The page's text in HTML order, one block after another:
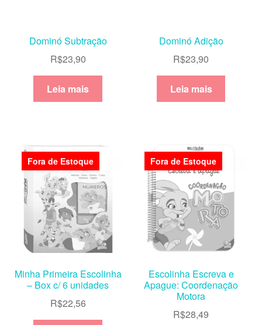
Dominó Subtração
R$23,90
Leia mais
Dominó Adição
R$23,90
Leia mais
Fora de Estoque
Minha Primeira Escolinha
– Box c/ 6 unidades
R$22,56
Fora de Estoque
Escolinha Escreva e
Apague: Coordenação
Motora
R$28,49